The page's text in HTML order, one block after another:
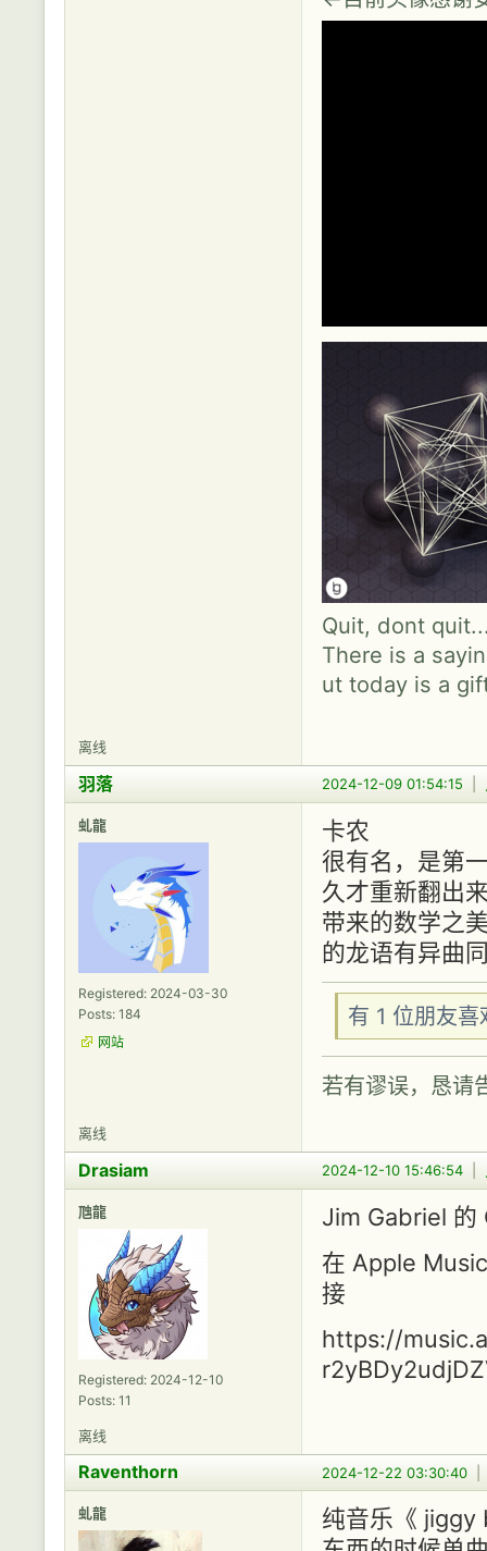
Quit, dont
There is a
ut today is a
离线
2024-12-09 01:54:15
羽落
虬龍
Registered: 2024-03-30
Posts: 184
网站
卡农
很有名，是第
久才重新翻出
带来的数学之
的龙语有异曲
有 1 位朋友
若有谬误，恳请
离线
2024-12-10 15:46:54
Drasiam
虺龍
Registered: 2024-12-10
Posts: 11
Jim Gabriel
在 Apple
接
https://
离线
2024-12-22 03:30:40
Raventhorn
虬龍
纯音乐《 jiggy